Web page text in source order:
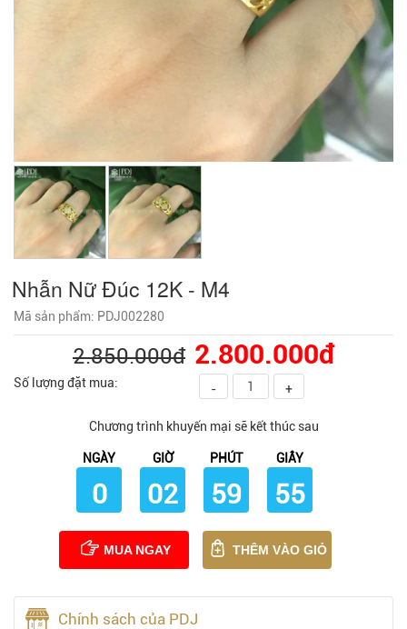
Nhẫn Nữ Đúc 12K - M4
Mã sản phẩm: PDJ002280
2.850.000đ 2.800.000đ
Số lượng đặt mua: - +
Chương trình khuyến mại sẽ kết thúc sau
NGÀY
0
GIỜ
02
PHÚT
59
GIÂY
54
MUA NGAY THÊM VÀO GIỎ
Chính sách của PDJ